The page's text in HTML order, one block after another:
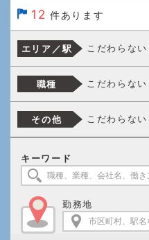
12 件あります
エリア／駅 こだわらない
職種 こだわらない
その他 こだわらない
キーワード
勤務地